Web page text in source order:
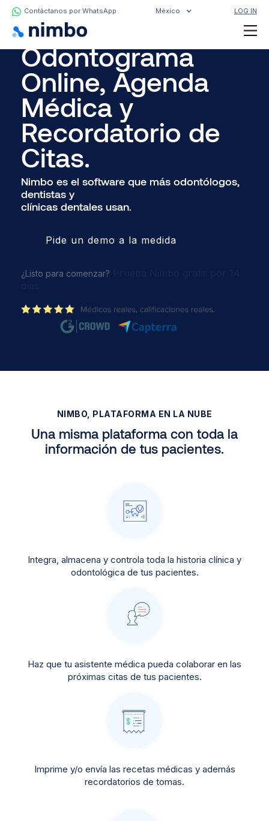
Contáctanos por WhatsApp México LOG IN
Odontograma
Online, Agenda
Médica y
Recordatorio de
Citas.
Nimbo es el software que más odontólogos,
dentistas y
clínicas dentales usan.
Pide un demo a la medida
¿Listo para comenzar?
NIMBO, PLATAFORMA EN LA NUBE
Una misma plataforma con toda la
información de tus pacientes.
Integra, almacena y controla toda la historia clínica y
odontológica de tus pacientes.
Haz que tu asistente médica pueda colaborar en las
próximas citas de tus pacientes.
Imprime y/o envía las recetas médicas y además
recordatorios de tomas.